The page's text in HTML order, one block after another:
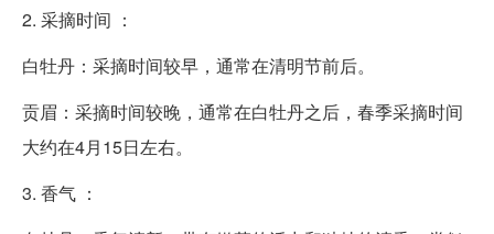
2. 采摘时间 ：
白牡丹：采摘时间较早，通常在清明节前后。
贡眉：采摘时间较晚，通常在白牡丹之后，春季采摘时间
大约在4月15日左右。
3. 香气 ：